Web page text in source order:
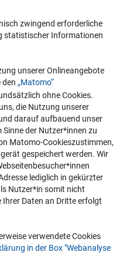
mit Behinderungen
zwingend erforderliche
statistischer Informationen
unserer Onlineangebote
den „Matomo“
ohne Cookies.
die Nutzung unserer
darauf aufbauend unser
der Nutzer*innen zu
Matomo-Cookieszustimmen,
gespeichert werden. Wir
lediglich in gekürzter
Nutzer*in somit nicht
Ihrer Daten an Dritte erfolgt
verwendete Cookies
in der Box "Webanalyse